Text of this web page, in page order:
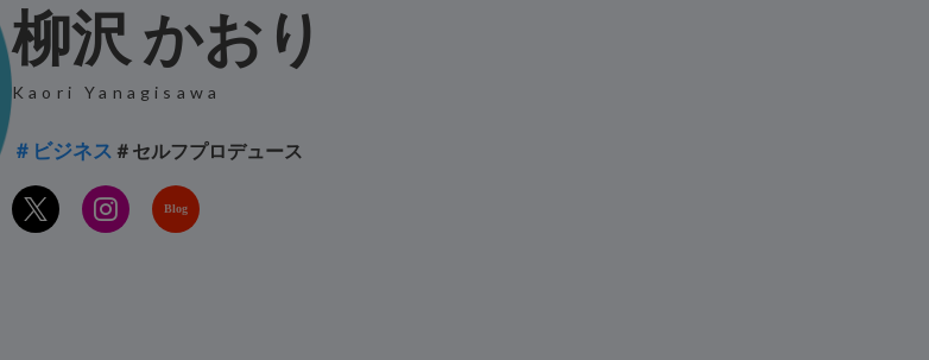
柳沢 かおり
Kaori Yanagisawa
＃ビジネス ＃セルフプロデュース